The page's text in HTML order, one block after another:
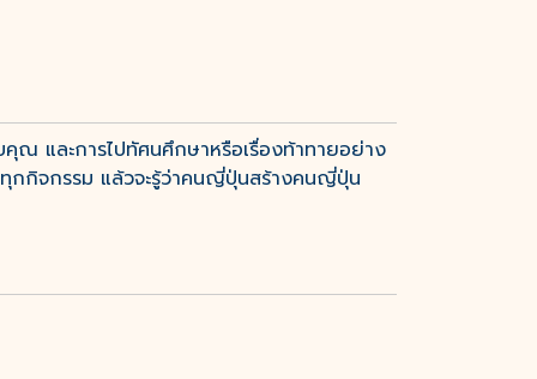
ณ และการไปทัศนศึกษาหรือเรื่องท้าทายอย่าง
กกิจกรรม แล้วจะรู้ว่าคนญี่ปุ่นสร้างคนญี่ปุ่น